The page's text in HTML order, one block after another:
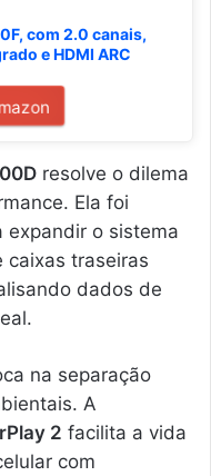
com 2.0 canais,
e HDMI ARC
resolve o dilema
Ela foi
expandir o sistema
caixas traseiras
dados de
na separação
A
2 facilita a vida
com